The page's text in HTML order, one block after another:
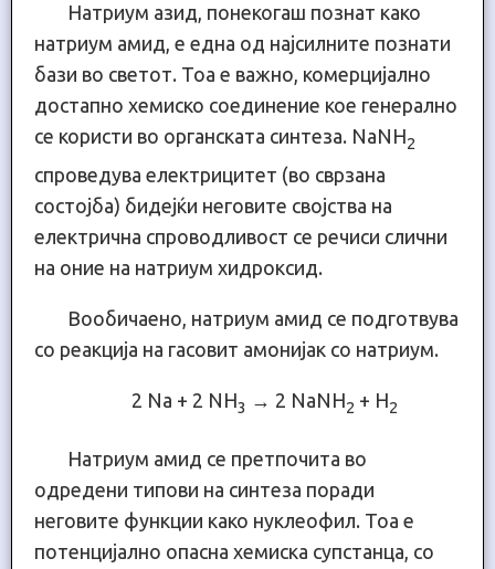
Натриум азид, понекогаш познат како
натриум амид, е една од најсилните познати
бази во светот. Тоа е важно, комерцијално
достапно хемиско соединение кое генерално
се користи во органската синтеза. NaNH2
спроведува електрицитет (во сврзана
состојба) бидејќи неговите својства на
електрична спроводливост се речиси слични
на оние на натриум хидроксид.
Вообичаено, натриум амид се подготвува
со реакција на гасовит амонијак со натриум.
2 Na + 2 NH3 → 2 NaNH2 + H2
Натриум амид се претпочита во
одредени типови на синтеза поради
неговите функции како нуклеофил. Тоа е
потенцијално опасна хемиска супстанца, со